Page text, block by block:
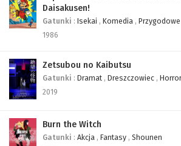
Daisakusen!
Gatunki : Isekai , Komedia , Przygodowe
1986
Zetsubou no Kaibutsu
Gatunki : Dramat , Dreszczowiec ,
2019
Burn the Witch
Gatunki : Akcja , Fantasy , Shounen